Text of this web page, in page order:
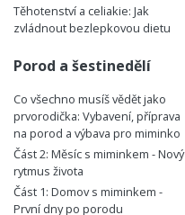
Těhotenství a celiakie: Jak
zvládnout bezlepkovou dietu
Porod a šestinedělí
Co všechno musíš vědět jako
prvorodička: Vybavení, příprava
na porod a výbava pro miminko
Část 2: Měsíc s miminkem - Nový
rytmus života
Část 1: Domov s miminkem -
První dny po porodu